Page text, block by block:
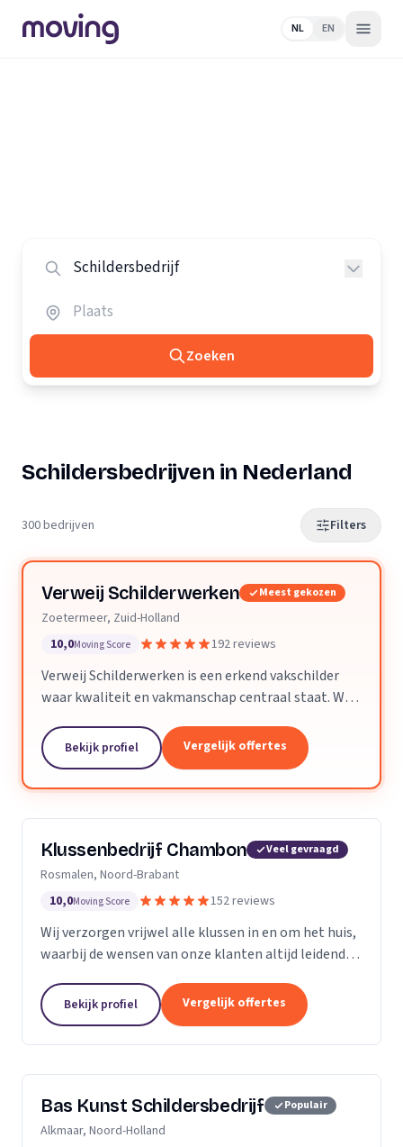
NL EN
Zoeken
Schildersbedrijven in Nederland
300 bedrijven Filters
Verweij Schilderwerken Meest gekozen
Zoetermeer, Zuid-Holland
10,0Moving Score 192 reviews
Verweij Schilderwerken is een erkend vakschilder
waar kwaliteit en vakmanschap centraal staat. Wij
opgeleverde werk.
Bekijk profiel Vergelijk offertes
Klussenbedrijf Chambon Veel gevraagd
Rosmalen, Noord-Brabant
10,0Moving Score 152 reviews
Wij verzorgen vrijwel alle klussen in en om het huis,
waarbij de wensen van onze klanten altijd leidend
afspraak. Dankzij ons vakmanschap en direct...
Bekijk profiel Vergelijk offertes
Bas Kunst Schildersbedrijf Populair
Alkmaar, Noord-Holland